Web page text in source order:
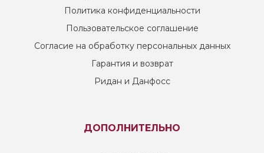
Политика конфиденциальности
Пользовательское соглашение
Согласие на обработку персональных данных
Гарантия и возврат
Ридан и Данфосс
ДОПОЛНИТЕЛЬНО